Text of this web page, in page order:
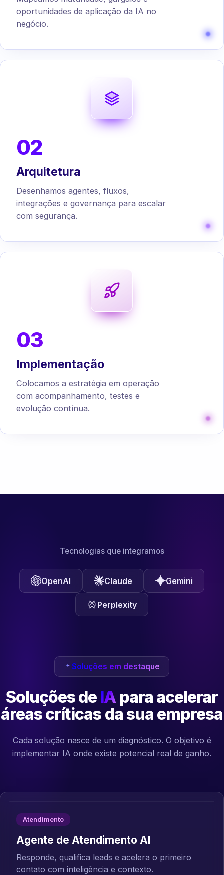
oportunidades de aplicação da IA no
negócio.
02
Arquitetura
Desenhamos agentes, fluxos,
integrações e governança para escalar
com segurança.
03
Implementação
Colocamos a estratégia em operação
com acompanhamento, testes e
evolução contínua.
Tecnologias que integramos
OpenAI Claude Gemini
Perplexity
Soluções em destaque
Soluções de IA para acelerar
áreas críticas da sua empresa
Cada solução nasce de um diagnóstico. O objetivo é
implementar IA onde existe potencial real de ganho.
Atendimento
Agente de Atendimento AI
Responde, qualifica leads e acelera o primeiro
contato com inteligência e contexto.